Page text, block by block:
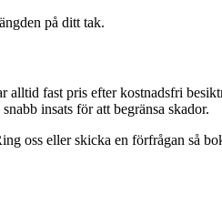
på ditt tak.
fast pris efter kostnadsfri
insats för att begränsa skador.
oss eller skicka en förfrågan så